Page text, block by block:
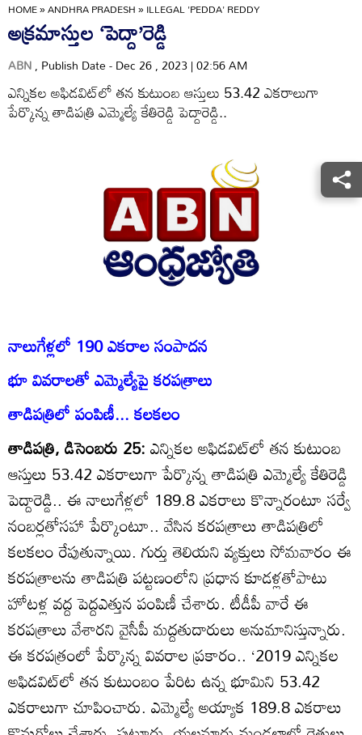
HOME»ANDHRA PRADESH»ILLEGAL 'PEDDA' REDDY
అక్రమాస్తుల ‘పెద్దా’రెడ్డి
ABN, Publish Date - Dec 26 , 2023 | 02:56 AM
ఎన్నికల అఫిడవిట్‌లో తన కుటుంబ ఆస్తులు 53.42 ఎకరాలుగా
పేర్కొన్న తాడిపత్రి ఎమ్మెల్యే కేతిరెడ్డి పెద్దారెడ్డి..
నాలుగేళ్లలో 190 ఎకరాల సంపాదన
భూ వివరాలతో ఎమ్మెల్యేపై కరపత్రాలు
తాడిపత్రిలో పంపిణీ... కలకలం
తాడిపత్రి, డిసెంబరు 25:ఎన్నికల అఫిడవిట్‌లో తన కుటుంబ
ఆస్తులు 53.42 ఎకరాలుగా పేర్కొన్న తాడిపత్రి ఎమ్మెల్యే కేతిరెడ్డి
పెద్దారెడ్డి.. ఈ నాలుగేళ్లలో 189.8 ఎకరాలు కొన్నారంటూ సర్వే
నంబర్లతోసహా పేర్కొంటూ.. వేసిన కరపత్రాలు తాడిపత్రిలో
కలకలం రేపుతున్నాయి. గుర్తు తెలియని వ్యక్తులు సోమవారం ఈ
కరపత్రాలను తాడిపత్రి పట్టణంలోని ప్రధాన కూడళ్లతోపాటు
హోటళ్ల వద్ద పెద్దఎత్తున పంపిణీ చేశారు. టీడీపీ వారే ఈ
కరపత్రాలు వేశారని వైసీపీ మద్దతుదారులు అనుమానిస్తున్నారు.
ఈ కరపత్రంలో పేర్కొన్న వివరాల ప్రకారం.. ‘2019 ఎన్నికల
అఫిడవిట్‌లో తన కుటుంబం పేరిట ఉన్న భూమిని 53.42
ఎకరాలుగా చూపించారు. ఎమ్మెల్యే అయ్యాక 189.8 ఎకరాలు